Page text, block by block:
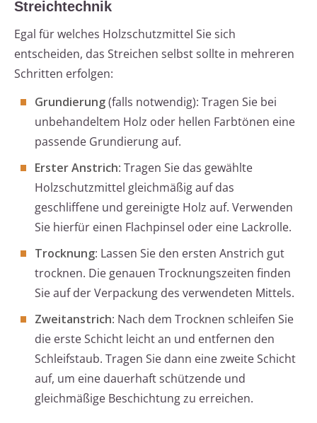
Streichtechnik
Egal für welches Holzschutzmittel Sie sich
entscheiden, das Streichen selbst sollte in mehreren
Schritten erfolgen:
Grundierung(falls notwendig): Tragen Sie bei
unbehandeltem Holz oder hellen Farbtönen eine
passende Grundierung auf.
Erster Anstrich: Tragen Sie das gewählte
Holzschutzmittel gleichmäßig auf das
geschliffene und gereinigte Holz auf. Verwenden
Sie hierfür einen Flachpinsel oder eine Lackrolle.
Trocknung: Lassen Sie den ersten Anstrich gut
trocknen. Die genauen Trocknungszeiten finden
Sie auf der Verpackung des verwendeten Mittels.
Zweitanstrich: Nach dem Trocknen schleifen Sie
die erste Schicht leicht an und entfernen den
Schleifstaub. Tragen Sie dann eine zweite Schicht
auf, um eine dauerhaft schützende und
gleichmäßige Beschichtung zu erreichen.